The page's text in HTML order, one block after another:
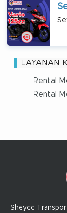
LAYANAN
Rental
Rental
Sheyco